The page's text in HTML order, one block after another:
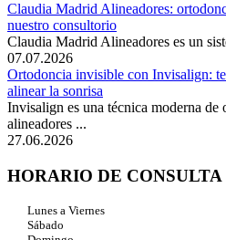
Claudia Madrid Alineadores:
nuestro consultorio
Claudia Madrid Alineadores es un
07.07.2026
Ortodoncia invisible con Invisalign:
alinear la sonrisa
Invisalign es una técnica moderna de
alineadores ...
27.06.2026
HORARIO DE CONSULTA
Lunes a Viernes
Sábado